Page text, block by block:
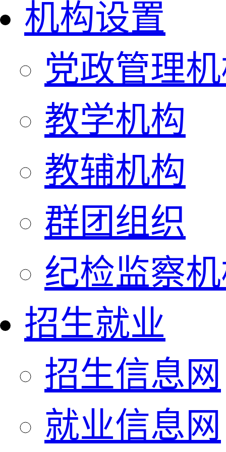
机构设置
党政管理
教学机构
教辅机构
群团组织
纪检监察
招生就业
招生信息网
就业信息网